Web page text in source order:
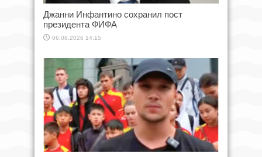
Джанни Инфантино сохранил пост
президента ФИФА
06.08.2026 14:15